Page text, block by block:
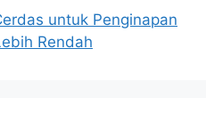
untuk Penginapan
Rendah